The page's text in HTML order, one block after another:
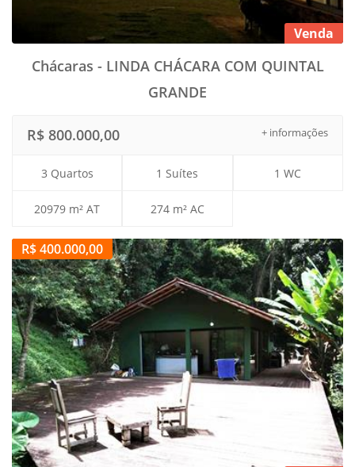
Venda
Chácaras - LINDA CHÁCARA COM QUINTAL
GRANDE
+ informações
R$ 800.000,00
3 Quartos 1 Suítes 1 WC
20979 m² AT 274 m² AC
R$ 400.000,00